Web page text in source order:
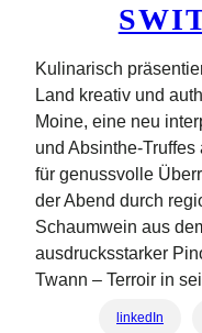
Kulinarisch
Land kreativ und
Moine, eine neu
und Absinthe-
für genussvolle
der Abend durch
Schaumwein aus
ausdrucksstarker
Twann – Terroir in
linkedIn